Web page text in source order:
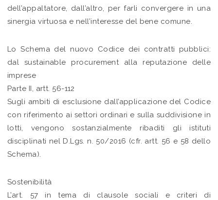
dell’appaltatore, dall’altro, per farli convergere in una
sinergia virtuosa e nell’interesse del bene comune.
Lo Schema del nuovo Codice dei contratti pubblici:
dal sustainable procurement alla reputazione delle
imprese
Parte II, artt. 56-112
Sugli ambiti di esclusione dall’applicazione del Codice
con riferimento ai settori ordinari e sulla suddivisione in
lotti, vengono sostanzialmente ribaditi gli istituti
disciplinati nel D.Lgs. n. 50/2016 (cfr. artt. 56 e 58 dello
Schema).
Sostenibilità
L’art. 57 in tema di clausole sociali e criteri di